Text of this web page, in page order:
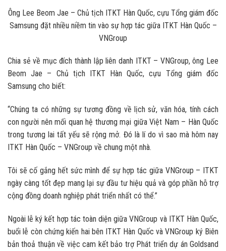
Ông Lee Beom Jae – Chủ tịch ITKT Hàn Quốc, cựu Tổng giám đốc
Samsung đặt nhiều niềm tin vào sự hợp tác giữa ITKT Hàn Quốc –
VNGroup
Chia sẻ về mục đích thành lập liên danh ITKT – VNGroup, ông Lee
Beom Jae – Chủ tịch ITKT Hàn Quốc, cựu Tổng giám đốc
Samsung cho biết:
“Chúng ta có những sự tương đồng về lịch sử, văn hóa, tính cách
con người nên mối quan hệ thương mại giữa Việt Nam – Hàn Quốc
trong tương lai tất yếu sẽ rộng mở. Đó là lí do vì sao mà hôm nay
ITKT Hàn Quốc – VNGroup về chung một nhà.
Tôi sẽ cố gắng hết sức mình để sự hợp tác giữa VNGroup – ITKT
ngày càng tốt đẹp mang lại sự đầu tư hiệu quả và góp phần hỗ trợ
cộng đồng doanh nghiệp phát triển nhất có thể.”
Ngoài lễ ký kết hợp tác toàn diện giữa VNGroup và ITKT Hàn Quốc,
buổi lễ còn chứng kiến hai bên ITKT Hàn Quốc và VNGroup ký Biên
bản thoả thuận về việc cam kết bảo trợ Phát triển dự án Goldsand